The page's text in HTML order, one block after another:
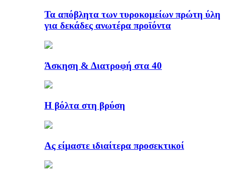
Τα απόβλητα των τυροκομείων πρώτη ύλη
για δεκάδες ανωτέρα προϊόντα
Άσκηση & Διατροφή στα 40
Η βόλτα στη βρύση
Ας είμαστε ιδιαίτερα προσεκτικοί